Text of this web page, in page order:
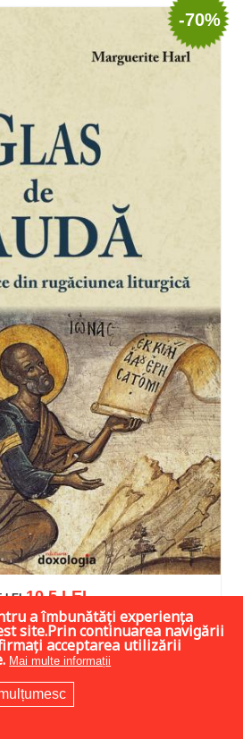
-70%
LEI10.5 LEI
legate de
a îmbunătăți experiența
site.Prin continuarea navigării
acceptarea utilizării
Mai multe informații